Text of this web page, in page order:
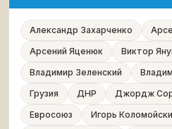
Александр Захарченко
Арсений Яценюк
Виктор
Владимир Зеленский
Грузия
ДНР Джордж
Евросоюз
Игорь